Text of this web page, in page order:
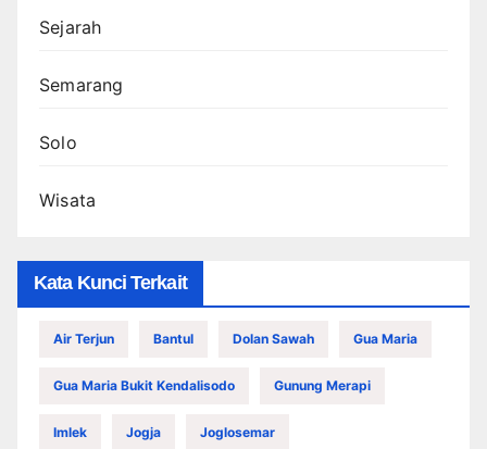
Sejarah
Semarang
Solo
Wisata
Kata Kunci Terkait
Air Terjun Bantul Dolan Sawah Gua Maria
Gua Maria Bukit Kendalisodo Gunung Merapi
Imlek Jogja Joglosemar